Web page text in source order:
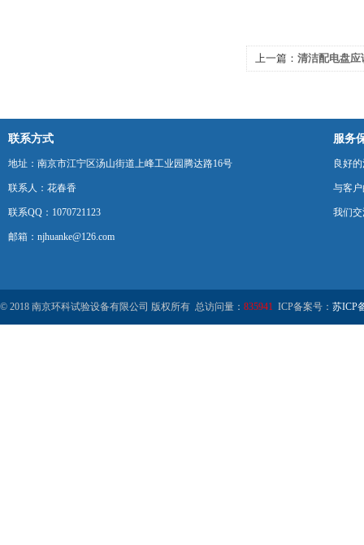
上一篇： 清洁配电盘应
联系方式
地址：南京市江宁区汤山街道上峰工业园腾达路16号
联系人：花春香
联系QQ：1070721123
邮箱：njhuanke@126.com
服务
良好
与客
我们
© 2018 南京环科试验设备有限公司 版权所有 总访问量： 835941 ICP备案号： 苏ICP